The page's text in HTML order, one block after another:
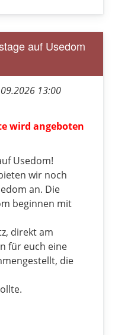
auf Usedom
13:00
wird angeboten
Usedom!
wir noch
an. Die
beginnen mit
direkt am
für euch eine
die